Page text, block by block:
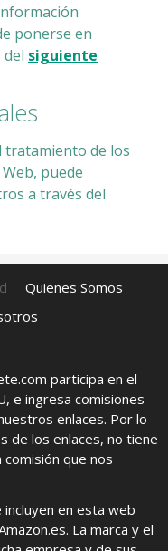
ponerse en
siguiente
tratamiento de los
puede
a través del
Quienes Somos
participa en el
e ingresa comisiones
enlaces. Por lo
de los enlaces, no tiene
que nos
en esta web
La marca y el